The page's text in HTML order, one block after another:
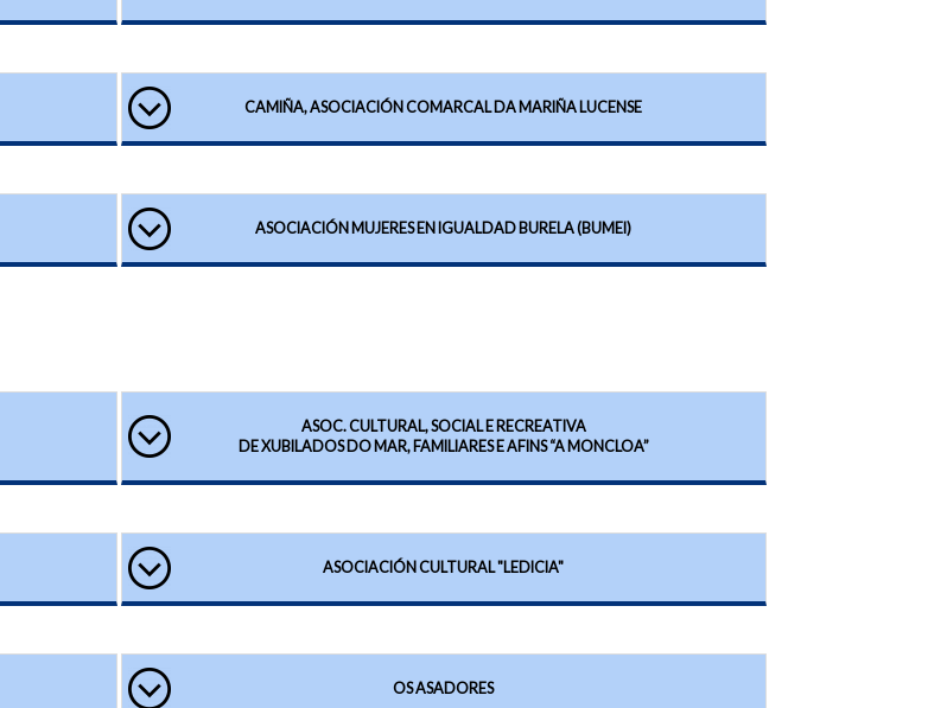
CAMIÑA, ASOCIACIÓN COMARCAL DA MARIÑA LUCENSE
ASOCIACIÓN MUJERES EN IGUALDAD BURELA (BUMEI)
ASOC. CULTURAL, SOCIAL E RECREATIVA
DE XUBILADOS DO MAR, FAMILIARES E AFINS “A MONCLOA”
ASOCIACIÓN CULTURAL "LEDICIA"
OS ASADORES